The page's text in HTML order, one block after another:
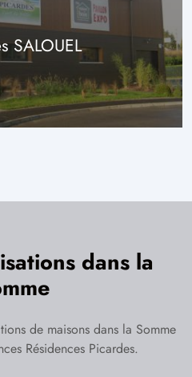
SALOUEL
dans la
de maisons dans la Somme
Résidences Picardes.